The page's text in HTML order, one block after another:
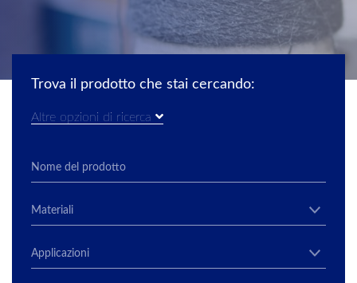
Trova il prodotto che stai cercando:
Altre opzioni di ricerca